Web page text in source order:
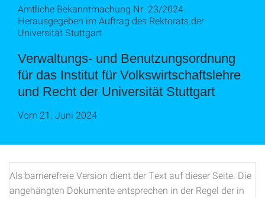
Amtliche Bekanntmachung Nr. 23/2024.
Herausgegeben im Auftrag des Rektorats der
Universität Stuttgart
Verwaltungs- und Benutzungsordnung
für das Institut für Volkswirtschaftslehre
und Recht der Universität Stuttgart
Vom 21. Juni 2024
Als barrierefreie Version dient der Text auf dieser Seite. Die
angehängten Dokumente entsprechen in der Regel der in